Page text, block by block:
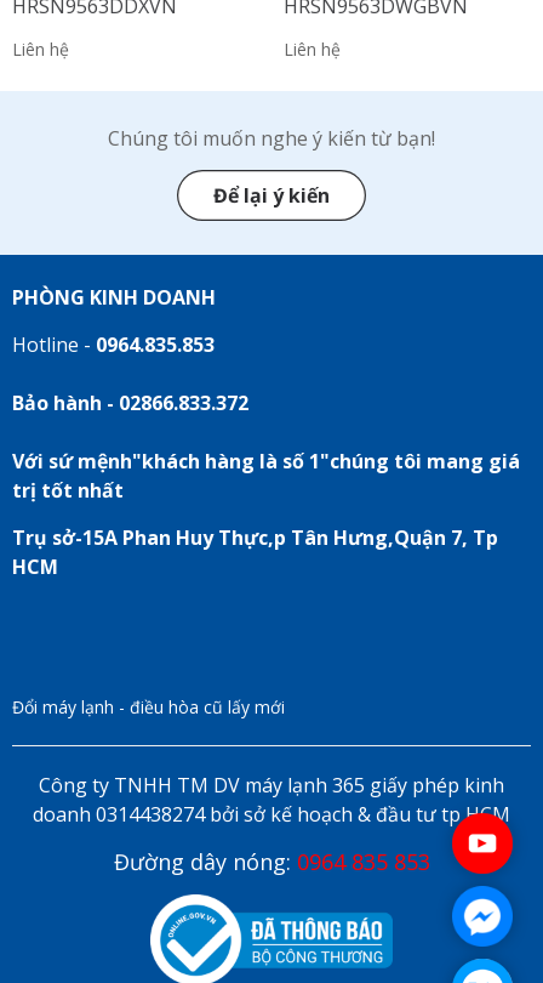
HRSN9563DDXVN
Liên hệ
HRSN9563DWGBVN
Liên hệ
Chúng tôi muốn nghe ý kiến từ bạn!
Để lại ý kiến
PHÒNG KINH DOANH
Hotline - 0964.835.853
Bảo hành - 02866.833.372
Với sứ mệnh"khách hàng là số 1"chúng tôi mang giá
trị tốt nhất
Trụ sở-15A Phan Huy Thực,p Tân Hưng,Quận 7, Tp
HCM
Đổi máy lạnh - điều hòa cũ lấy mới
Công ty TNHH TM DV máy lạnh 365 giấy phép kinh
doanh 0314438274 bởi sở kế hoạch & đầu tư tp HCM
Đường dây nóng: 0964 835 853